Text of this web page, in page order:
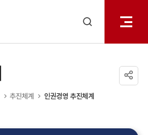
열기
추진체계 인권경영 추진체계